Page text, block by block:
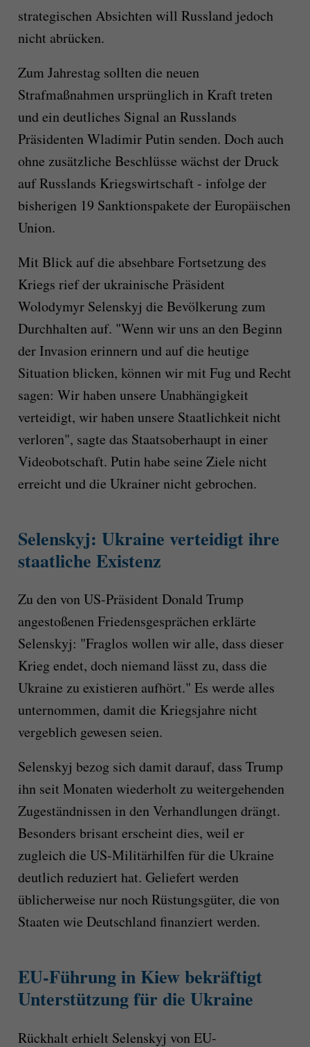
strategischen Absichten will Russland jedoch
nicht abrücken.
Zum Jahrestag sollten die neuen
Strafmaßnahmen ursprünglich in Kraft treten
und ein deutliches Signal an Russlands
Präsidenten Wladimir Putin senden. Doch auch
ohne zusätzliche Beschlüsse wächst der Druck
auf Russlands Kriegswirtschaft - infolge der
bisherigen 19 Sanktionspakete der Europäischen
Union.
Mit Blick auf die absehbare Fortsetzung des
Kriegs rief der ukrainische Präsident
Wolodymyr Selenskyj die Bevölkerung zum
Durchhalten auf. "Wenn wir uns an den Beginn
der Invasion erinnern und auf die heutige
Situation blicken, können wir mit Fug und Recht
sagen: Wir haben unsere Unabhängigkeit
verteidigt, wir haben unsere Staatlichkeit nicht
verloren", sagte das Staatsoberhaupt in einer
Videobotschaft. Putin habe seine Ziele nicht
erreicht und die Ukrainer nicht gebrochen.
Selenskyj: Ukraine verteidigt ihre
staatliche Existenz
Zu den von US-Präsident Donald Trump
angestoßenen Friedensgesprächen erklärte
Selenskyj: "Fraglos wollen wir alle, dass dieser
Krieg endet, doch niemand lässt zu, dass die
Ukraine zu existieren aufhört." Es werde alles
unternommen, damit die Kriegsjahre nicht
vergeblich gewesen seien.
Selenskyj bezog sich damit darauf, dass Trump
ihn seit Monaten wiederholt zu weitergehenden
Zugeständnissen in den Verhandlungen drängt.
Besonders brisant erscheint dies, weil er
zugleich die US-Militärhilfen für die Ukraine
deutlich reduziert hat. Geliefert werden
üblicherweise nur noch Rüstungsgüter, die von
Staaten wie Deutschland finanziert werden.
EU-Führung in Kiew bekräftigt
Unterstützung für die Ukraine
Rückhalt erhielt Selenskyj von EU-